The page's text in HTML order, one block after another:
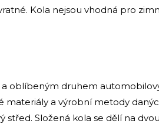
Kola nejsou vhodná pro
oblíbeným druhem
materiály a výrobní metody
střed. Složená kola se dělí na